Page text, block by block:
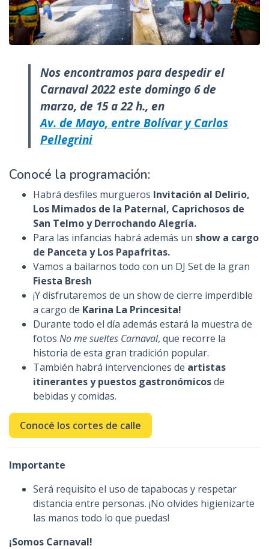
Nos encontramos para despedir el
Carnaval 2022 este domingo 6 de
marzo, de 15 a 22 h., en
Av. de Mayo, entre Bolívar y Carlos
Pellegrini
Conocé la programación:
Habrá desfiles murgueros Invitación al Delirio,
Los Mimados de la Paternal, Caprichosos de
San Telmo y Derrochando Alegría.
Para las infancias habrá además un show a cargo
de Panceta y Los Papafritas.
Vamos a bailarnos todo con un DJ Set de la gran
Fiesta Bresh
¡Y disfrutaremos de un show de cierre imperdible
a cargo de Karina La Princesita!
Durante todo el día además estará la muestra de
fotos No me sueltes Carnaval, que recorre la
historia de esta gran tradición popular.
También habrá intervenciones de artistas
itinerantes y puestos gastronómicosde
bebidas y comidas.
Conocé los cortes de calle
Importante
Será requisito el uso de tapabocas y respetar
distancia entre personas. ¡No olvides higienizarte
las manos todo lo que puedas!
¡Somos Carnaval!